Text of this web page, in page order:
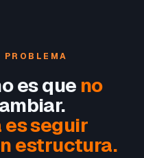
PROBLEMA
es que no
es seguir
estructura.